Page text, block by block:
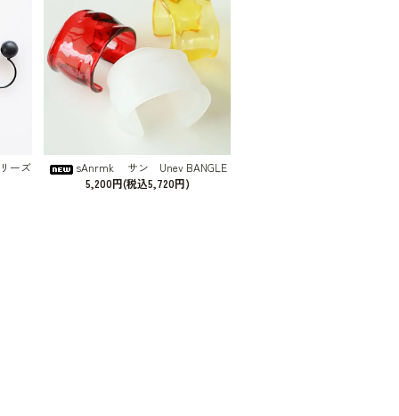
ーズ
sAnrmk サン Unev BANGLE
5,200円(税込5,720円)